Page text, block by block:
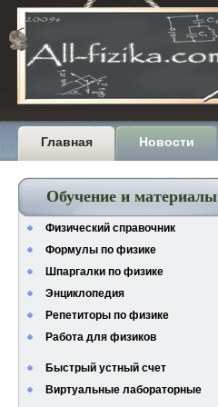
Главная Новости
Обучение и материалы
Физический справочник
Формулы по физике
Шпаргалки по физике
Энциклопедия
Репетиторы по физике
Работа для физиков
Быстрый устный счет
Виртуальные лабораторные